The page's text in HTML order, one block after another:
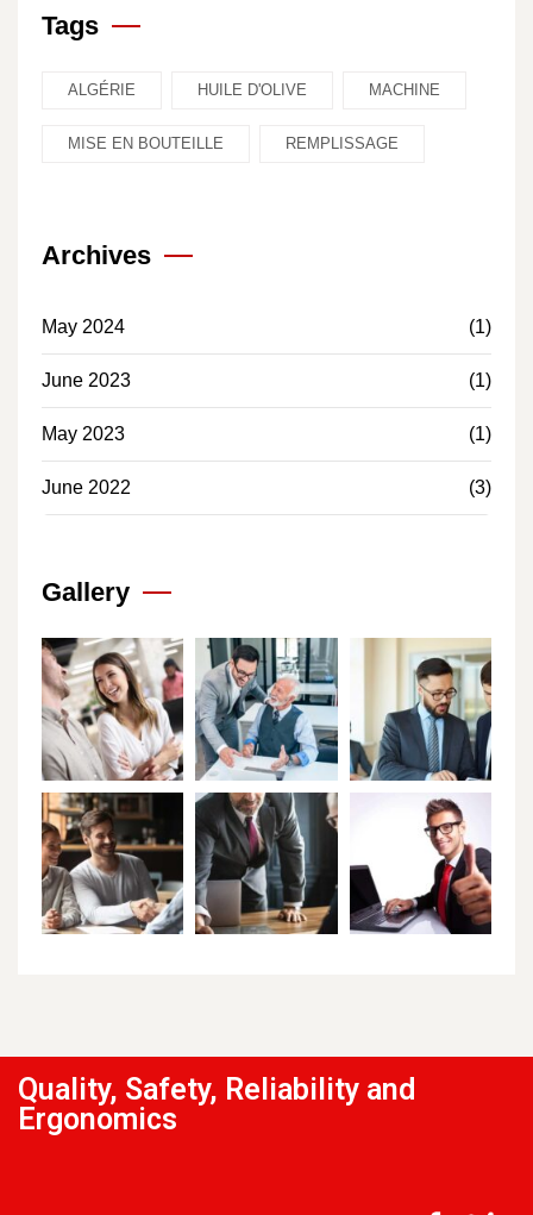
Tags
ALGÉRIE HUILE D'OLIVE MACHINE
MISE EN BOUTEILLE REMPLISSAGE
Archives
May 2024 (1)
June 2023 (1)
May 2023 (1)
June 2022 (3)
Gallery
Quality, Safety, Reliability and
Ergonomics